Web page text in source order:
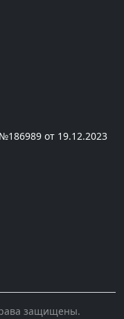
от 19.12.2023
защищены.